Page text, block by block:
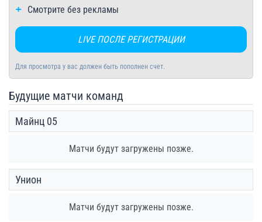
Смотрите без рекламы
LIVE ПОСЛЕ РЕГИСТРАЦИИ
Для просмотра у вас должен быть пополнен счет.
Будущие матчи команд
Майнц 05
Матчи будут загружены позже.
Унион
Матчи будут загружены позже.